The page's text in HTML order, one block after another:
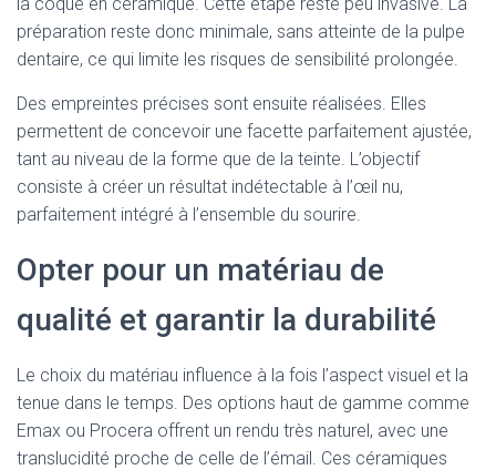
préparation reste donc minimale, sans atteinte de la pulpe
dentaire, ce qui limite les risques de sensibilité prolongée.
Des empreintes précises sont ensuite réalisées. Elles
permettent de concevoir une facette parfaitement ajustée,
tant au niveau de la forme que de la teinte. L’objectif
consiste à créer un résultat indétectable à l’œil nu,
parfaitement intégré à l’ensemble du sourire.
Opter pour un matériau de
qualité et garantir la durabilité
Le choix du matériau influence à la fois l’aspect visuel et la
tenue dans le temps. Des options haut de gamme comme
Emax ou Procera offrent un rendu très naturel, avec une
translucidité proche de celle de l’émail. Ces céramiques